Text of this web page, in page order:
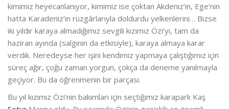
kimimiz heyecanlanıyor, kimimiz ise çoktan Akdeniz’in, Ege’nin
hatta Karadeniz’in rüzgârlarıyla doldurdu yelkenlerini… Bizse
iki yıldır karaya almadığımız sevgili kızımız Özi’yi, tam da
haziran ayında (salgının da etkisiyle), karaya almaya karar
verdik. Neredeyse her işini kendimiz yapmaya çalıştığımız için
süreç ağır, çoğu zaman yorgun, çokça da deneme yanılmayla
geçiyor. Bu da öğrenmenin bir parçası.
Bu yıl kızımız Özi’nin bakımları için seçtiğimiz karapark Kaş